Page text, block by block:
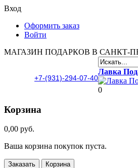
Вход
Оформить заказ
Войти
МАГАЗИН ПОДАРКОВ В САНКТ-
+7-(931)-294-07-40
Лавка
0
Корзина
0,00 руб.
Ваша корзина покупок пуста.
Заказать Корзина